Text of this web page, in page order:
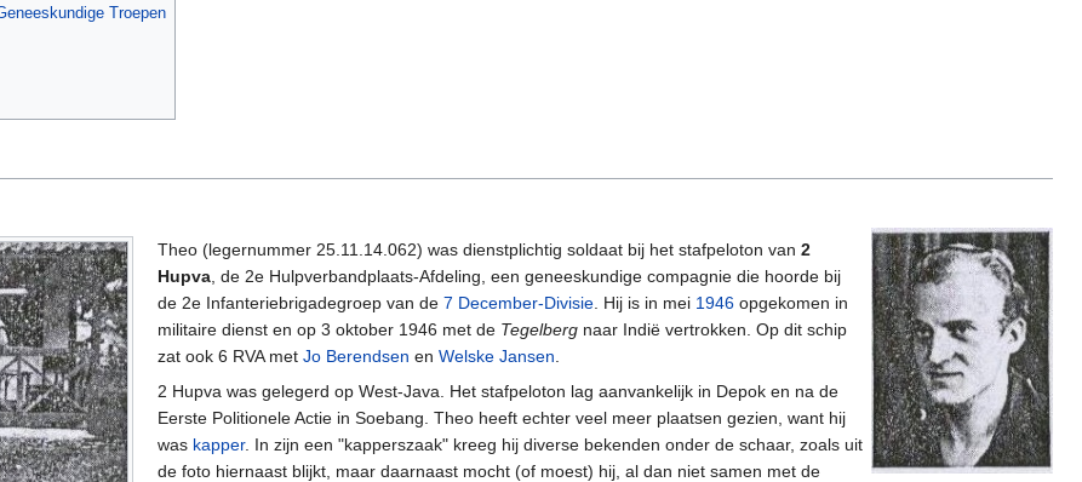
Troepen
Theo (legernummer 25.11.14.062) was dienstplichtig soldaat bij het stafpeloton van 2
Hupva, de 2e Hulpverbandplaats-Afdeling, een geneeskundige compagnie die hoorde bij
de 2e Infanteriebrigadegroep van de 7 December-Divisie. Hij is in mei 1946opgekomen in
militaire dienst en op 3 oktober 1946 met de Tegelbergnaar Indië vertrokken. Op dit schip
zat ook 6 RVA met Jo Berendsen en Welske Jansen
2 Hupva was gelegerd op West-Java. Het stafpeloton lag aanvankelijk in Depok en na de
Eerste Politionele Actie in Soebang. Theo heeft echter veel meer plaatsen gezien, want hij
was kapper. In zijn een "kapperszaak" kreeg hij diverse bekenden onder de schaar, zoals uit
de foto hiernaast blijkt, maar daarnaast mocht (of moest) hij, al dan niet samen met de